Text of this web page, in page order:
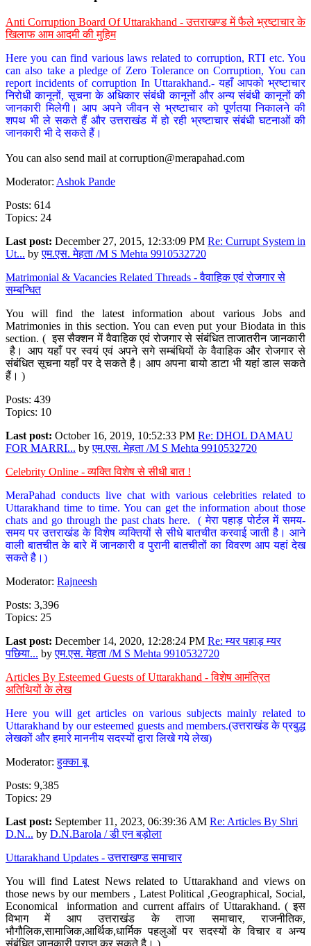
Anti Corruption Board Of Uttarakhand - उत्तराखण्ड में फैले भ्रष्टाचार के
खिलाफ आम आदमी की मुहिम
Here you can find various laws related to corruption, RTI etc. You
can also take a pledge of Zero Tolerance on Corruption, You can
report incidents of corruption In Uttarakhand.- यहाँ आपको भ्रष्टाचार
निरोधी कानूनों, सूचना के अधिकार संबंधी कानूनों और अन्य संबंधी कानूनों की
जानकारी मिलेगी। आप अपने जीवन से भ्रष्टाचार को पूर्णतया निकालने की
शपथ भी ले सकते हैं और उत्तराखंड में हो रही भ्रष्टाचार संबंधी घटनाओं की
जानकारी भी दे सकते हैं।
You can also send mail at corruption@merapahad.com
Moderator: Ashok Pande
Posts: 614
Topics: 24
Last post: December 27, 2015, 12:33:09 PM Re: Currupt System in
Ut... byएम.एस. मेहता /M S Mehta 9910532720
Matrimonial & Vacancies Related Threads - वैवाहिक एवं रोजगार से
सम्बन्धित
You will find the latest information about various Jobs and
Matrimonies in this section. You can even put your Biodata in this
section. ( इस सैक्शन में वैवाहिक एवं रोजगार से संबंधित ताजातरीन जानकारी
है। आप यहाँ पर स्वयं एवं अपने सगे सम्बंधियों के वैवाहिक और रोजगार से
संबंधित सूचना यहाँ पर दे सकते है। आप अपना बायो डाटा भी यहां डाल सकते
हैं। )
Posts: 439
Topics: 10
Last post: October 16, 2019, 10:52:33 PM Re: DHOL DAMAU
FOR MARRI... byएम.एस. मेहता /M S Mehta 9910532720
Celebrity Online - व्यक्ति विशेष से सीधी बात !
MeraPahad conducts live chat with various celebrities related to
Uttarakhand time to time. You can get the information about those
chats and go through the past chats here. ( मेरा पहाड़ पोर्टल में समय-
समय पर उत्तराखंड के विशेष व्यक्तियों से सीधे बातचीत करवाई जाती है। आने
वाली बातचीत के बारे में जानकारी व पुरानी बातचीतों का विवरण आप यहां देख
सकते है।)
Moderator: Rajneesh
Posts: 3,396
Topics: 25
Last post: December 14, 2020, 12:28:24 PM Re: म्यर पहाड़ म्यर
पछिया... byएम.एस. मेहता /M S Mehta 9910532720
Articles By Esteemed Guests of Uttarakhand - विशेष आमंत्रित
अतिथियों के लेख
Here you will get articles on various subjects mainly related to
Uttarakhand by our esteemed guests and members.(उत्तराखंड के प्रबुद्ध
लेखकों और हमारे माननीय सदस्यों द्वारा लिखे गये लेख)
Moderator:हुक्का बू
Posts: 9,385
Topics: 29
Last post: September 11, 2023, 06:39:36 AM Re: Articles By Shri
D.N... by D.N.Barola / डी एन बड़ोला
Uttarakhand Updates - उत्तराखण्ड समाचार
You will find Latest News related to Uttarakhand and views on
those news by our members , Latest Political ,Geographical, Social,
Economical information and current affairs of Uttarakhand. ( इस
विभाग में आप उत्तराखंड के ताजा समाचार, राजनीतिक,
भौगौलिक,सामाजिक,आर्थिक,धार्मिक पहलुओं पर सदस्यों के विचार व अन्य
संबंधित जानकारी प्राप्त कर सकते है। )